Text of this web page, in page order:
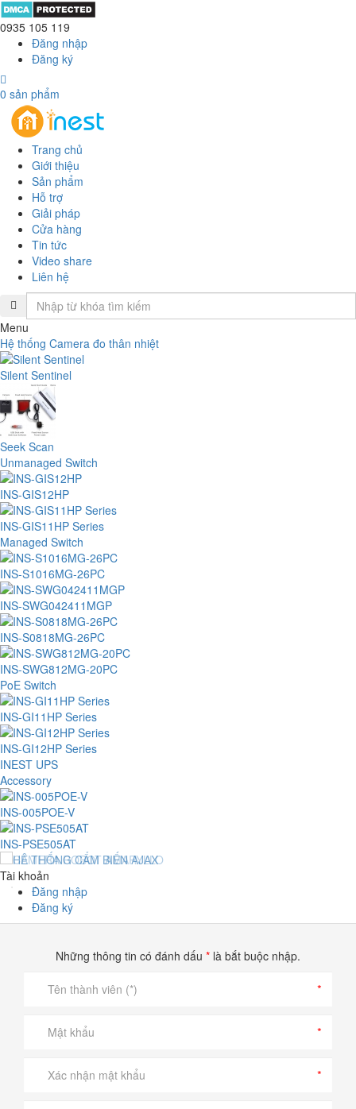
0935 105 119
Đăng nhập
Đăng ký
0 sản phẩm
Trang chủ
Giới thiệu
Sản phẩm
Hỗ trợ
Giải pháp
Cửa hàng
Tin tức
Video share
Liên hệ
Menu
Hệ thống Camera đo thân nhiệt
Silent Sentinel
Seek Scan
Unmanaged Switch
INS-GIS12HP
INS-GIS11HP Series
Managed Switch
INS-S1016MG-26PC
INS-SWG042411MGP
INS-S0818MG-26PC
INS-SWG812MG-20PC
PoE Switch
INS-GI11HP Series
INS-GI12HP Series
INEST UPS
Accessory
INS-005POE-V
INS-PSE505AT
Tài khoản
Đăng nhập
Đăng ký
Những thông tin có đánh dấu * là bắt buộc nhập.